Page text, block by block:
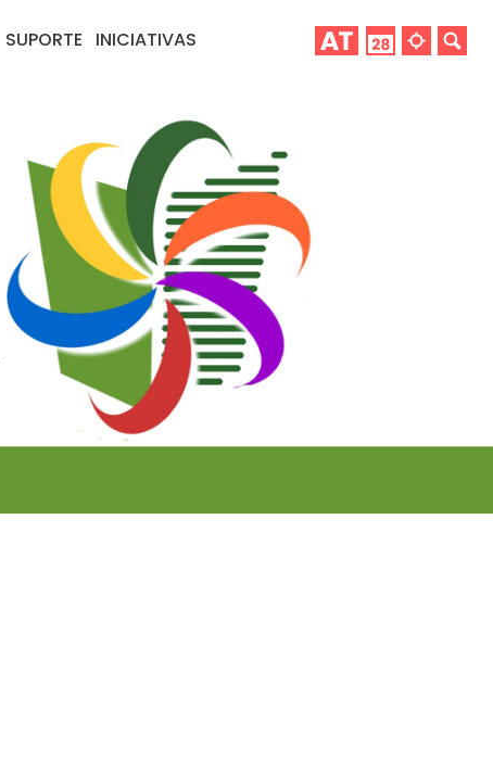
SUPORTE INICIATIVAS